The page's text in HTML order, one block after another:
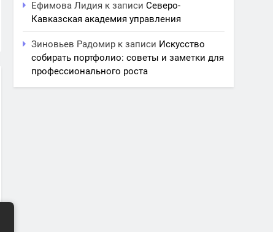
Ефимова Лидия к записиСеверо-
Кавказская академия управления
Зиновьев Радомир к записи Искусство
собирать портфолио: советы и заметки для
профессионального роста